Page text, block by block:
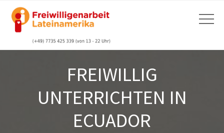
FREIWILLIG
UNTERRICHTEN IN
ECUADOR